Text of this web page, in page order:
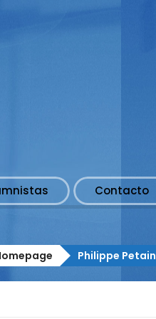
Contacto
Philippe Petain